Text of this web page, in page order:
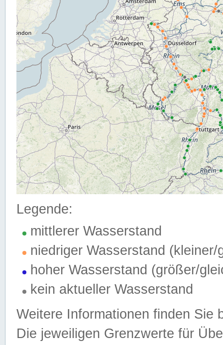
Legende:
mittlerer Wasserstand
niedriger Wasserstand (kleiner/
hoher Wasserstand (größer/
kein aktueller Wasserstand
Weitere Informationen finden Sie
Die jeweiligen Grenzwerte für